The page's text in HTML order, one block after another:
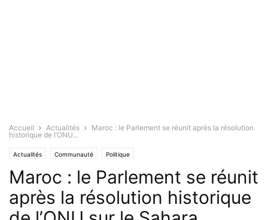
Accueil Actualités
Maroc : le Parlement se réunit après la résolution
historique de l’ONU...
Actualités Communauté Politique
Maroc : le Parlement se réunit
après la résolution historique